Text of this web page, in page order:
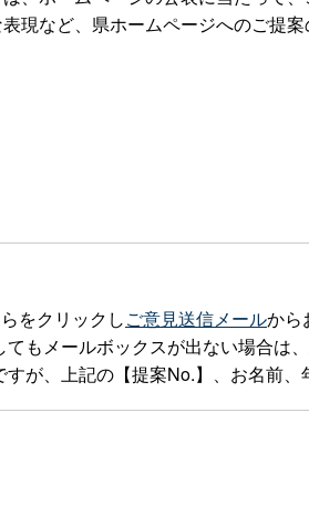
現など、県ホームページへのご提
をクリックしご意見送信メールから
もメールボックスが出ない場合
が、上記の【提案No.】、お名前